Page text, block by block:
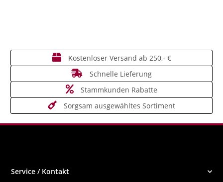
Kostenloser Versand ab 250,- €
Schnelle Lieferung
Stammkunden Rabatte
Sorgsam ausgewähltes Sortiment
Service / Kontakt